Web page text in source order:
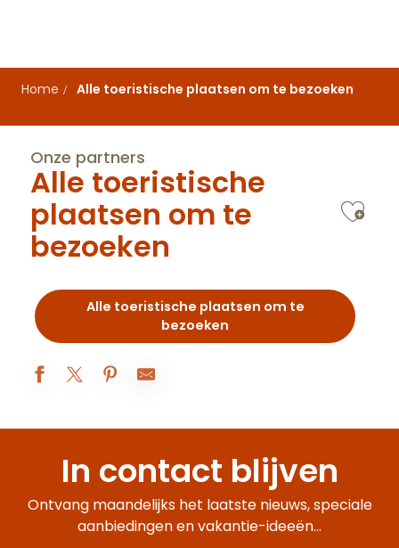
principal
Home
Alle toeristische plaatsen om te bezoeken
Onze partners
Alle toeristische
plaatsen om te
bezoeken
Alle toeristische plaatsen om te
bezoeken
L'Imaginarium - Votre étape oenodivertissante en Bourgogne
La Moutarderie Fallot- Sensations Fortes
Château de Couches dit de Marguerite de Bourgogne
Cité des Climats et vins de Bourgogne - Beaune
Les Tapisseries de la Vierge
La Moutarderie Fallot - Parcours Découvertes
In contact blijven
Ontvang maandelijks het laatste nieuws, speciale
aanbiedingen en vakantie-ideeën...